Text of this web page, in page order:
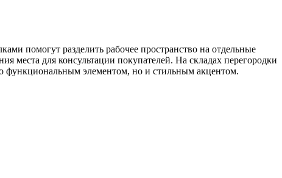
помогут разделить рабочее пространство на отдельные
места для консультации покупателей. На складах перегородки
функциональным элементом, но и стильным акцентом.